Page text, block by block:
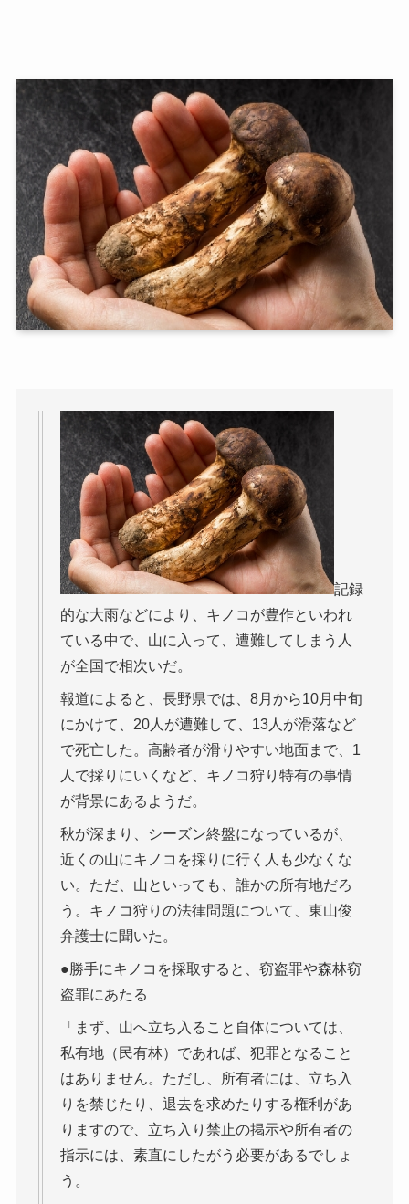
記録
的な大雨などにより、キノコが豊作といわれ
ている中で、山に入って、遭難してしまう人
が全国で相次いだ。
報道によると、長野県では、8月から10月中旬
にかけて、20人が遭難して、13人が滑落など
で死亡した。高齢者が滑りやすい地面まで、1
人で採りにいくなど、キノコ狩り特有の事情
が背景にあるようだ。
秋が深まり、シーズン終盤になっているが、
近くの山にキノコを採りに行く人も少なくな
い。ただ、山といっても、誰かの所有地だろ
う。キノコ狩りの法律問題について、東山俊
弁護士に聞いた。
●勝手にキノコを採取すると、窃盗罪や森林窃
盗罪にあたる
「まず、山へ立ち入ること自体については、
私有地（民有林）であれば、犯罪となること
はありません。ただし、所有者には、立ち入
りを禁じたり、退去を求めたりする権利があ
りますので、立ち入り禁止の掲示や所有者の
指示には、素直にしたがう必要があるでしょ
う。